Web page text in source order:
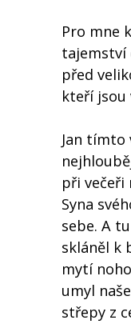
Pro mne
tajemství
před
kteří jsou
Jan tímto
při večeři
Syna
sebe. A
skláněl k
mytí
umyl
střepy z